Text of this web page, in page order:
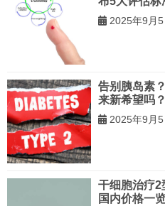
2025年9月5
告别胰岛素
来新希望吗
2025年9月5
干细胞治疗2
国内价格一